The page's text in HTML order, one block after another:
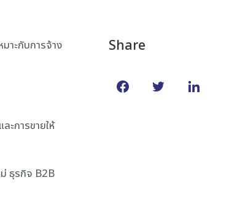
ะกับการจ้าง
ะการขายให้
ธุรกิจ B2B
Share